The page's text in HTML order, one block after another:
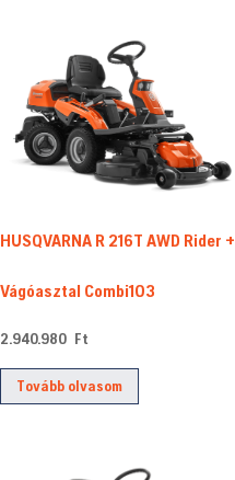
HUSQVARNA R 216T AWD Rider +
Vágóasztal Combi103
2.940.980 Ft
Tovább olvasom